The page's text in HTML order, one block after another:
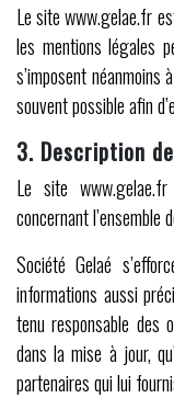
Le site www.gelae.fr
les mentions légales
s’imposent
souvent possible afin
3. Description
Le site
concernant l’ensemble
Société Gelaé
informations aussi
tenu responsable des
dans la mise à jour,
partenaires qui lui